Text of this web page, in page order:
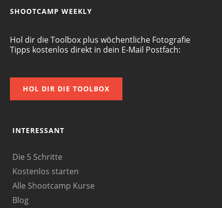
SHOOTCAMP WEEKLY
Hol dir die Toolbox plus wöchentliche Fotografie
Tipps kostenlos direkt in dein E-Mail Postfach:
HOL DIR DIE TOOLBOX
INTERESSANT
Die 5 Schritte
Kostenlos starten
Alle Shootcamp Kurse
Blog